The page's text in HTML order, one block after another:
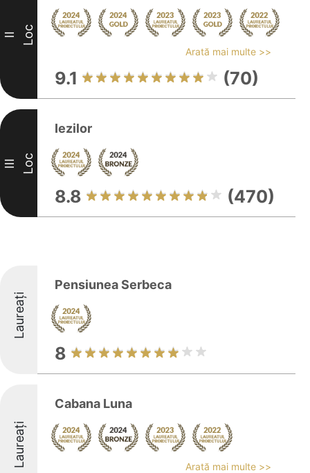
II Loc
Arată mai multe >>
9.1 (70)
III Loc
Iezilor
8.8 (470)
Laureați
Pensiunea Serbeca
8
Laureați
Cabana Luna
Arată mai multe >>